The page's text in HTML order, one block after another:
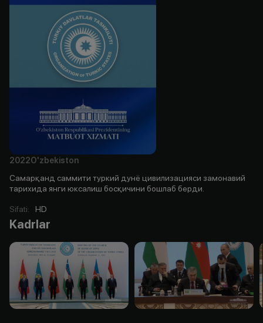
2022O'zbekiston
Самарқанд саммити туркий дунё цивилизацияси замонавий
тарихида янги юксалиш босқичини бошлаб берди.
Sifati: HD
Kadrlar